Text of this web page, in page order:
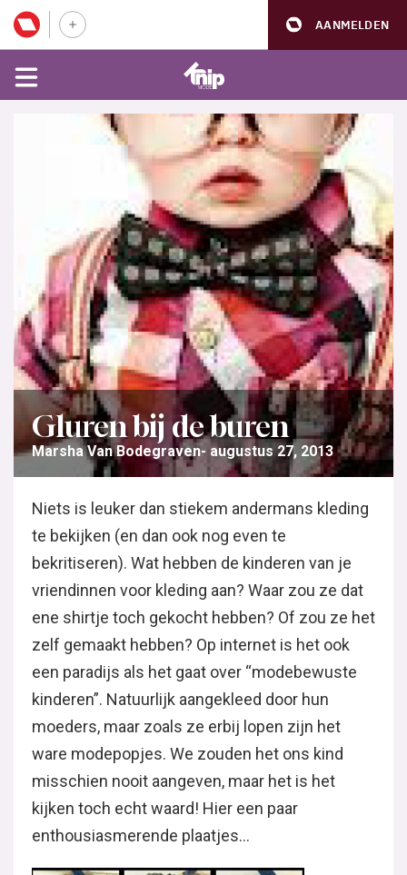
AANMELDEN
Gluren bij de buren
Marsha Van Bodegraven augustus 27, 2013
Niets is leuker dan stiekem andermans kleding
te bekijken (en dan ook nog even te
bekritiseren). Wat hebben de kinderen van je
vriendinnen voor kleding aan? Waar zou ze dat
ene shirtje toch gekocht hebben? Of zou ze het
zelf gemaakt hebben? Op internet is het ook
een paradijs als het gaat over “modebewuste
kinderen”. Natuurlijk aangekleed door hun
moeders, maar zoals ze erbij lopen zijn het
ware modepopjes. We zouden het ons kind
misschien nooit aangeven, maar het is het
kijken toch echt waard! Hier een paar
enthousiasmerende plaatjes…